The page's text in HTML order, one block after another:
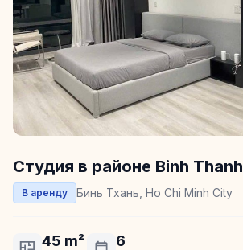
Студия в районе Binh Thanh
В аренду Бинь Тхань, Ho Chi Minh City
45 m² 6